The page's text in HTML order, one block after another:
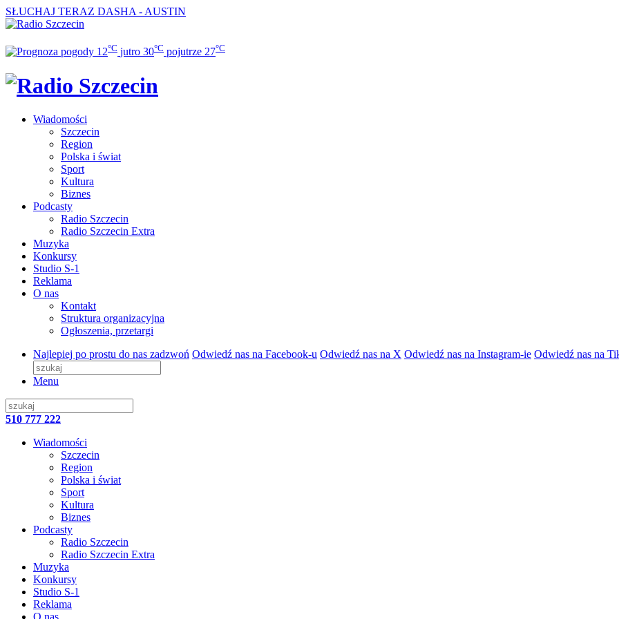
SŁUCHAJ TERAZ DASHA - AUSTIN
12°C jutro 30°C pojutrze 27°C
Wiadomości
Szczecin
Region
Polska i świat
Sport
Kultura
Biznes
Podcasty
Radio Szczecin
Radio Szczecin Extra
Muzyka
Konkursy
Studio S-1
Reklama
O nas
Kontakt
Struktura organizacyjna
Ogłoszenia, przetargi
Najlepiej po prostu do nas zadzwoń Odwiedź nas na Facebook-u Odwiedź nas na X Odwiedź nas na Instagram-ie Odwiedź nas na
Menu
510 777 222
Wiadomości
Szczecin
Region
Polska i świat
Sport
Kultura
Biznes
Podcasty
Radio Szczecin
Radio Szczecin Extra
Muzyka
Konkursy
Studio S-1
Reklama